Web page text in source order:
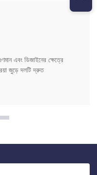
এবং ডিজাইনের ক্ষেত্রে
জুড়ে দলটি দ্রুত